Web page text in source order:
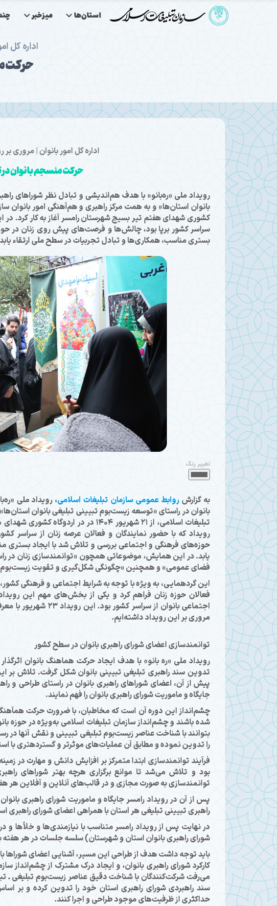
استان‌ها میزخبر
اداره کل
حركت
اداره کل امور بانوان | مروری بر
حركت منسجم بانوان در
رویداد ملی «ره‌بانو» با هدف هم‌اندیشی و تبادل نظر شوراهای
کشوری شهدای هفتم تیر بسیج شهرستان رامسر آغاز به کار کرد. در
سراسر کشور برپا بود، چالش‌ها و فرصت‌های پیش روی زنان در
بستری مناسب، همکاری‌ها و تبادل تجربیات در سطح ملی ارتقاء
تغییر رنگ
به گزارش روابط عمومی سازمان تبلیغات اسلامی، رویداد ملی
بانوان در راستای «توسعه زیست‌بوم تبیینی تبلیغی بانوان
تبلیغات اسلامی، از ۲1 شهریور 1404 در
رویداد که با حضور نمایندگان و فعالان عرصه زنان از
حوزه‌های فرهنگی و اجتماعی بررسی و تلاش شد با ایجاد بستری
یابد. در این همایش، موضوعاتی همچون «توانمندسازی زنان در
فضای عمومی» و همچنین «چگونگی شکل‌گیری و تقویت زیست‌بوم
این گردهمایی، به‌ ویژه با توجه به شرایط اجتماعی و فرهنگی
فعالان حوزه زنان فراهم كرد و یکی از بخش‌های مهم این
اجتماعی بانوان از
مروری بر این رویداد داشته‌ایم.
توانمندسازی اعضای شورای راهبری بانوان در سطح کشور
رویداد ملی «ره‌ بانو» با هدف ایجاد حرکت هماهنگ بانوان
تدوین سند راهبری تبلیغی تبیینی بانوان شكل گرفت. تلاش بر
پیش از آن، اعضای شوراهای راهبری بانوان در راستای طراحی و
جایگاه و ماموریت شورای راهبری بانوان را فهم نمایند.
چشم‌انداز این دوره آن است که مخاطبان، با ضرورت حرکت
شده باشند و چشم‌انداز سازمان تبلیغات اسلامی به‌ویژه در حوزه
بتوانند با شناخت عناصر زیست‌بوم تبلیغی تبیینی و نقش آن­ها در
را تدوین نموده و مطابق آن عملیات‌های موثرتر و گسترده­تری با
فرآیند توانمندسازی ابتدا متمرکز بر افزایش دانش و مهارت در
بود و تلاش می‌شد تا موانع برگزاری هرچه بهتر شوراهای
توانمندسازی به صورت مجازی و در قالب‌های آنلاین و آفلاین هر
پس از آن در رویداد رامسر جایگاه و ماموریت شورای راهبری
راهبری تبیینی تبلیغی هر استان با همراهی اعضای شورای راهبری
در نهایت پس از رویداد رامسر متناسب با نیازمندی‌ها و خلأها
شورای راهبری بانوان استان و شهرستان) سلسه جلسات در هر هفته
باید توجه داشت هدف از طراحی این مسیر، آشنایی اعضای شوراها
کارکرد شورای راهبری بانوان، و ایجاد درک مشترک از چشم‌انداز
می‌رفت شرکت‌کنندگان با شناخت دقیق عناصر زیست‌بوم تبلیغی ‌ـ‌
سند راهبردی شورای راهبری استان خود را تدوین کرده و بر
حداکثری از ظرفیت‌های موجود طراحی و اجرا کنند.